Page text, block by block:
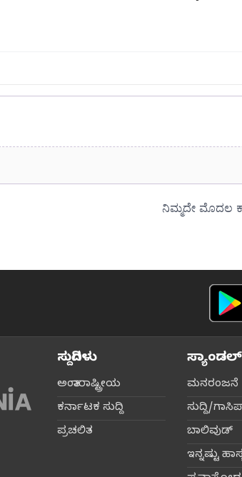
ಸುದ್ದಿಗಳು
ಅಂತಾರಾಷ್ಟ್ರೀಯ
ಕರ್ನಾಟಕ ಸುದ್ದಿ
ಪ್ರಚಲಿತ
ಮನರಂಜನೆ
ಸುದ್ದಿ/
ಬಾಲಿವುಡ್‌
ಇನ್ನಷ್ಟು